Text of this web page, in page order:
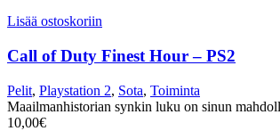
Lisää ostoskoriin
Call of Duty Finest Hour – PS2
Pelit, Playstation 2, Sota, Toiminta
Maailmanhistorian synkin luku on sinun
10,00€